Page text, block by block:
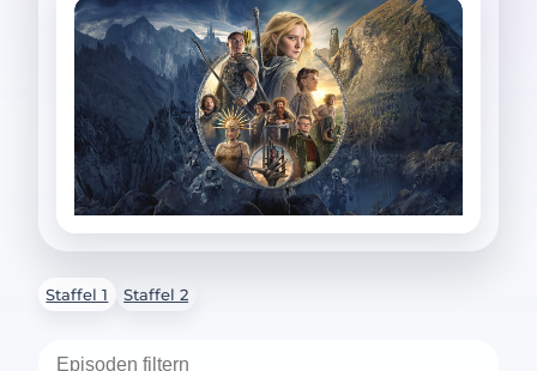
Staffel 1 Staffel 2